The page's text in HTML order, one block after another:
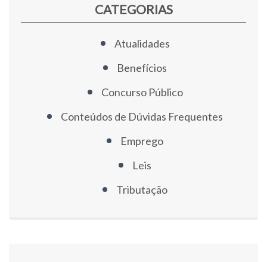
CATEGORIAS
Atualidades
Benefícios
Concurso Público
Conteúdos de Dúvidas Frequentes
Emprego
Leis
Tributação